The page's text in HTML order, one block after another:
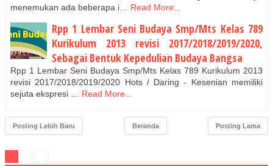
menemukan ada beberapa i…
Read More...
Rpp 1 Lembar Seni Budaya Smp/Mts Kelas 789
Kurikulum 2013 revisi 2017/2018/2019/2020,
Sebagai Bentuk Kepedulian Budaya Bangsa
Rpp 1 Lembar Seni Budaya Smp/Mts Kelas 789 Kurikulum 2013
revisi 2017/2018/2019/2020 Hots / Daring - Kesenian memiliki
sejuta ekspresi …
Read More...
Posting Lebih Baru Posting Lama
Beranda